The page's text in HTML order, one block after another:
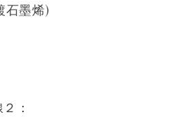
石墨烯)
：